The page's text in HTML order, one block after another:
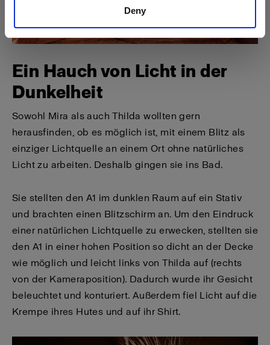
Deny
Ein Hauch von Licht in der
Dunkelheit
Sowohl Mira als auch Thilda wollten gern
herausfinden, ob es möglich ist, mit einem Blitz als
einziger Lichtquelle an einem Ort ohne natürliches
Licht zu arbeiten. Deshalb gingen sie ins Bad.
Sie stellten den A1 im dunklen Raum auf ein Stativ
und brachten einen Blitzschirm an. Um den Eindruck
einer natürlichen Lichtquelle zu erwecken, stellten sie
den A1 in einer hohen Position so dicht an der Decke
wie möglich und leicht links von Thilda auf (rechts
von der Kameraposition). Dadurch wurde ihr Gesicht
beleuchtet und konturiert. Außerdem fiel Licht auf die
Krempe ihres Hutes und auf ihr Shirt.